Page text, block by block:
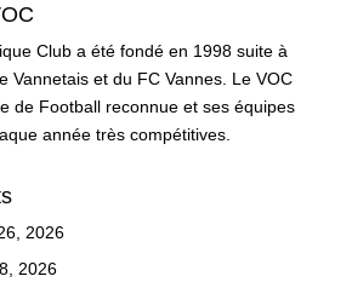
Club a été fondé en 1998 suite à
Vannetais et du FC Vannes. Le VOC
de Football reconnue et ses équipes
année très compétitives.
2026
2026